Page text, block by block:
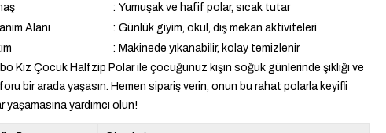
: Yumuşak ve hafif polar, sıcak tutar
Alanı
: Günlük giyim, okul, dış mekan aktiviteleri
: Makinede yıkanabilir, kolay temizlenir
Kız Çocuk Halfzip Polar ile çocuğunuz kışın soğuk günlerinde şıklığı ve
bir arada yaşasın. Hemen sipariş verin, onun bu rahat polarla keyifli
yaşamasına yardımcı olun!